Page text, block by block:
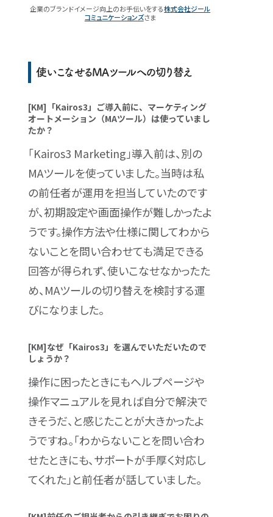
企業のブランドイメージ向上のお手伝いをする株式会社ジール
コミュニケーションズさま
使いこなせるMAツールへの切り替え
[KM]「Kairos3」ご導入前に、マーケティング
オートメーション（MAツール）は使っていまし
たか？
「Kairos3 Marketing」導入前は、別の
MAツールを使っていました。当時は私
の前任者が運用を担当していたのです
が、初期設定や画面操作が難しかったよ
うです。操作方法や仕様に関してわから
ないことを問い合わせても満足できる
回答が得られず、使いこなせなかったた
め、MAツールの切り替えを検討する運
びになりました。
[KM]なぜ「Kairos3」を選んでいただいたので
しょうか？
操作に困ったときにもヘルプページや
操作マニュアルを見れば自分で解決で
きそうだ、と感じたことが大きかったよ
うですね。「わからないことを問い合わ
せたときにも、サポートが手厚く対応し
てくれた」と前任者が話していました。